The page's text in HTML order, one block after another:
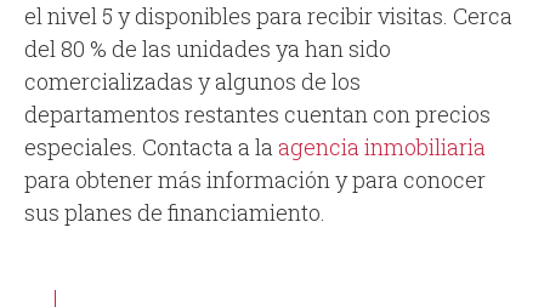
el nivel 5 y disponibles para recibir visitas. Cerca
del 80 % de las unidades ya han sido
comercializadas y algunos de los
departamentos restantes cuentan con precios
especiales. Contacta a laagencia inmobiliaria
para obtener más información y para conocer
sus planes de financiamiento.